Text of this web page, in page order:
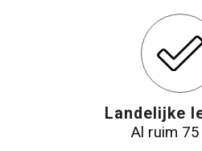
Landelijke
Al ruim